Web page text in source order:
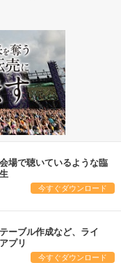
場で聴いているような臨
今すぐダウンロード
ーブル作成など、ライ
プリ
今すぐダウンロード